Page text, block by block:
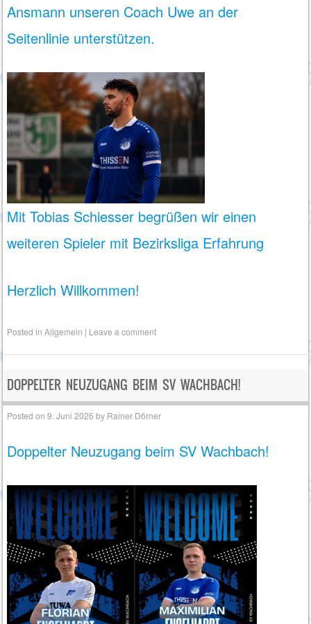
Ansmann unseren Coach Uwe an der
Seitenlinie unterstützen.
Mit Tobias Schiesser begrüßen wir einen
weiteren Spieler mit Bezirksliga Erfahrung
Herzlich Willkommen!
Posted inAllgemein | Leave a comment
DOPPELTER NEUZUGANG BEIM SV WACHBACH!
Posted on9. Juni 2026 by Rainer Dörner
Doppelter Neuzugang beim SV Wachbach!